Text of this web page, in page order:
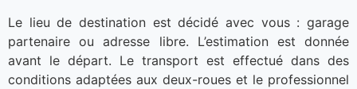
Le lieu de destination est décidé avec vous : garage
partenaire ou adresse libre. L’estimation est donnée
avant le départ. Le transport est effectué dans des
conditions adaptées aux deux-roues et le professionnel